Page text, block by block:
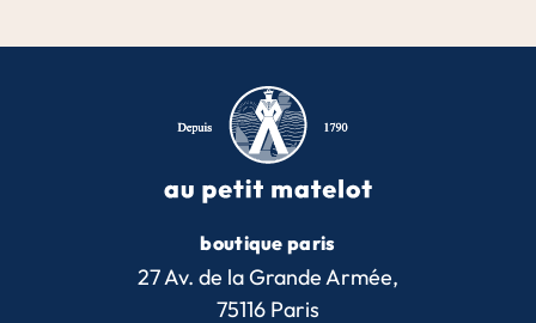
boutique paris
27 Av. de la Grande Armée,
75116 Paris